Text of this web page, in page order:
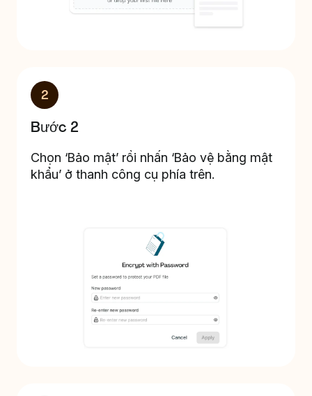
2
Bước 2
Chọn ‘Bảo mật’ rồi nhấn ‘Bảo vệ bằng mật
khẩu’ ở thanh công cụ phía trên.